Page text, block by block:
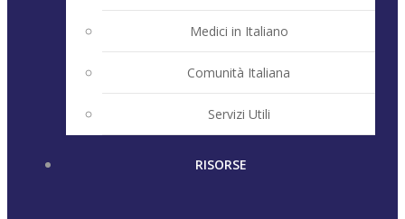
Medici in Italiano
Comunità Italiana
Servizi Utili
RISORSE